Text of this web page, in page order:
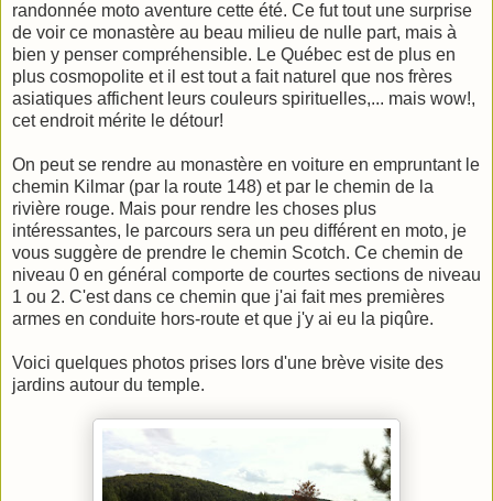
randonnée moto aventure cette été. Ce fut tout une surprise
de voir ce monastère au beau milieu de nulle part, mais à
bien y penser compréhensible. Le Québec est de plus en
plus cosmopolite et il est tout a fait naturel que nos frères
asiatiques affichent leurs couleurs spirituelles,... mais wow!,
cet endroit mérite le détour!
On peut se rendre au monastère en voiture en empruntant le
chemin Kilmar (par la route 148) et par le chemin de la
rivière rouge. Mais pour rendre les choses plus
intéressantes, le parcours sera un peu différent en moto, je
vous suggère de prendre le chemin Scotch. Ce chemin de
niveau 0 en général comporte de courtes sections de niveau
1 ou 2. C'est dans ce chemin que j'ai fait mes premières
armes en conduite hors-route et que j'y ai eu la piqûre.
Voici quelques photos prises lors d'une brève visite des
jardins autour du temple.